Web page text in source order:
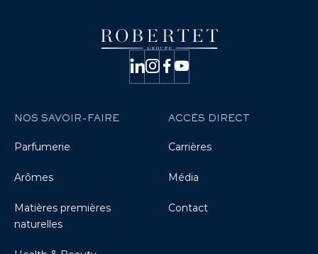
NOS SAVOIR-FAIRE
Parfumerie
Arômes
Matières premières
naturelles
ACCÈS DIRECT
Carrières
Média
Contact